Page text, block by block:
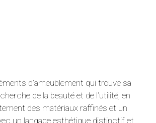
d’ameublement qui trouve sa
de la beauté et de l’utilité, en
des matériaux raffinés et un
un langage esthétique distinctif et